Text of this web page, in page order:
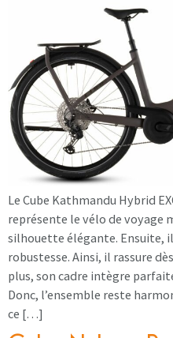
Le Cube Kathmandu Hybrid
représente le vélo de voyage
silhouette élégante. Ensuite,
robustesse. Ainsi, il rassure
plus, son cadre intègre
Donc, l’ensemble reste
ce […]